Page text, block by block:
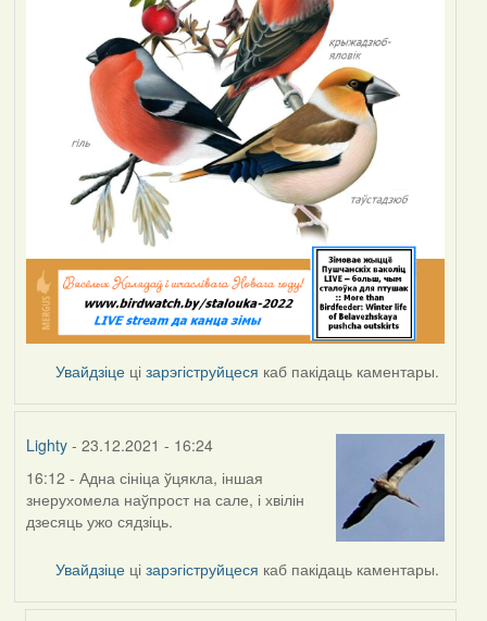
Увайдзіце цізарэгіструйцеся каб пакідаць каментары.
Lighty- 23.12.2021 - 16:24
16:12 - Адна сініца ўцякла, іншая
знерухомела наўпрост на сале, і хвілін
дзесяць ужо сядзіць.
Увайдзіце цізарэгіструйцеся каб пакідаць каментары.